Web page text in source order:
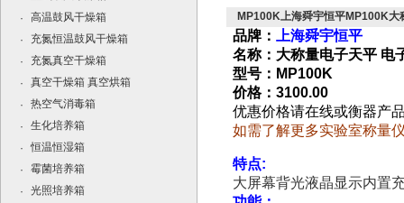
·
高温鼓风干燥箱
·
充氮恒温鼓风干燥箱
·
充氮真空干燥箱
·
真空干燥箱 真空烘箱
·
热空气消毒箱
·
生化培养箱
·
恒温恒湿箱
·
霉菌培养箱
·
光照培养箱
MP100K上海舜宇恒平MP100K大
品牌：
上海舜宇恒平
名称：大称量电子天平 电
型号：MP100K
价格：3100.00
优惠价格请在线或衡器产
如需了解更多实验室称量
特点:
大屏幕背光液晶显示内置